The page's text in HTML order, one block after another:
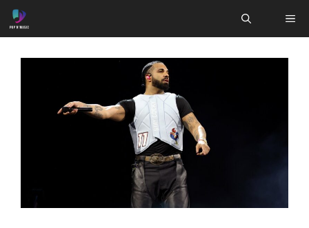
Aller
au